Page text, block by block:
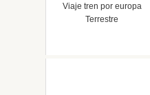
Viaje tren por europa
Terrestre